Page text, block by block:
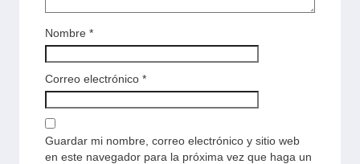
Nombre *
Correo electrónico *
Guardar mi nombre, correo electrónico y sitio web
en este navegador para la próxima vez que haga un